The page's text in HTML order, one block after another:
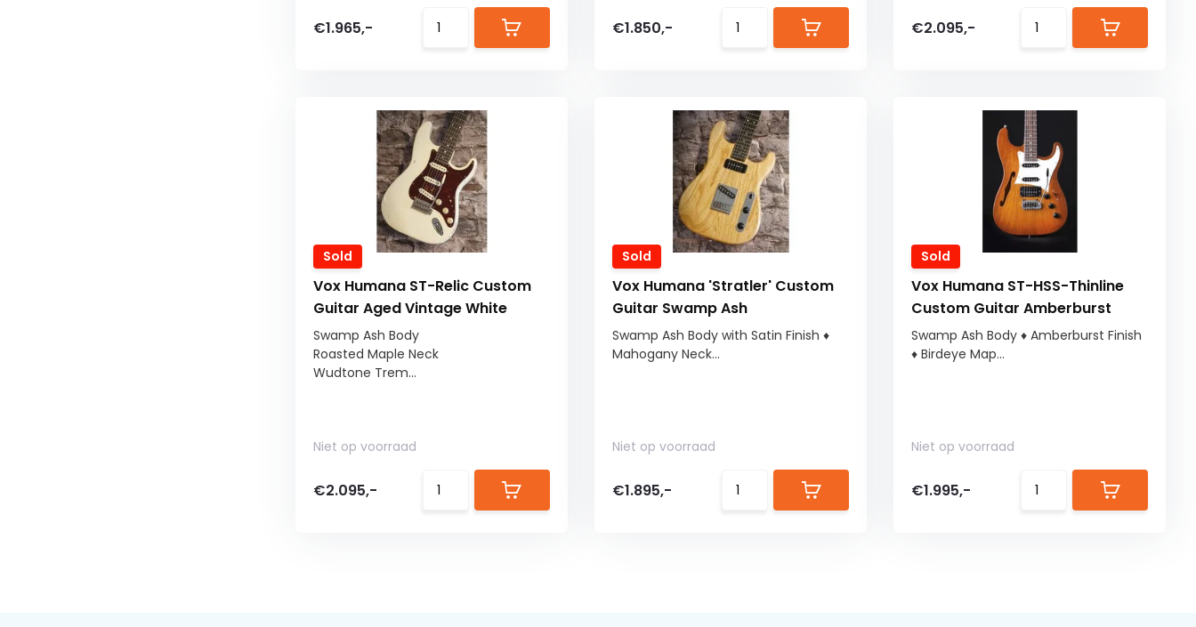
€1.965,- €1.850,- €2.095,-
Sold
Vox Humana ST-Relic Custom
Guitar Aged Vintage White
Swamp Ash Body
Roasted Maple Neck
Wudtone Trem...
Niet op voorraad
€2.095,-
Sold
Vox Humana 'Stratler' Custom
Guitar Swamp Ash
Swamp Ash Body with Satin Finish ♦
Mahogany Neck...
Niet op voorraad
€1.895,-
Sold
Vox Humana ST-HSS-Thinline
Custom Guitar Amberburst
Swamp Ash Body ♦ Amberburst Finish
♦ Birdeye Map...
Niet op voorraad
€1.995,-